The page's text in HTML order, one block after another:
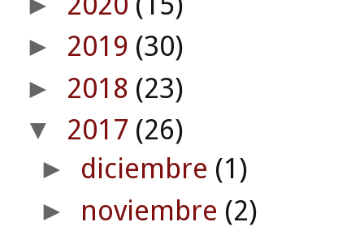
► 2019 (30)
► 2018 (23)
▼ 2017 (26)
► diciembre (1)
► noviembre (2)